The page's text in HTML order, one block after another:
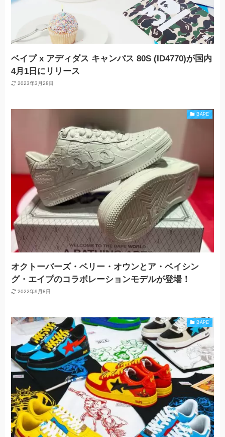
ベイプ x アディダス キャンパス 80S (ID4770)が国内
4月1日にリリース
2023年3月28日
BAPE
オクトーバーズ・ベリー・オウンとア・ベイシン
グ・エイプのコラボレーションモデルが登場！
2022年9月8日
BAPE